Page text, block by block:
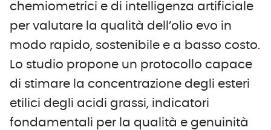
chemiometrici e di intelligenza artificiale
per valutare la qualità dell’olio evo in
modo rapido, sostenibile e a basso costo.
Lo studio propone un protocollo capace
di stimare la concentrazione degli esteri
etilici degli acidi grassi, indicatori
fondamentali per la qualità e genuinità